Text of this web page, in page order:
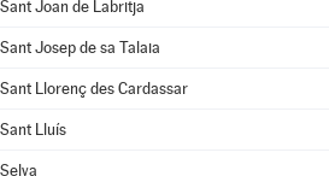
Sant Joan de Labritja
Sant Josep de sa Talaia
Sant Llorenç des Cardassar
Sant Lluís
Selva